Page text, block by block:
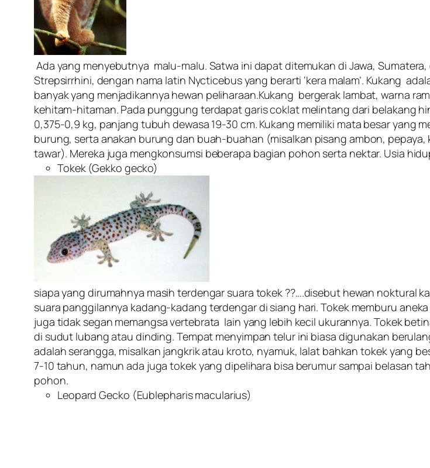
Ada yang menyebutnya malu-malu. Satwa ini dapat ditemukan di Jawa,
Strepsirrhini, dengan nama latin Nycticebus yang berarti ‘kera malam’. Kukang
banyak yang menjadikannya hewan peliharaan.Kukang bergerak lambat, warna
kehitam-hitaman. Pada punggung terdapat garis coklat melintang dari belakang
0,375-0,9 kg, panjang tubuh dewasa 19-30 cm. Kukang memiliki mata besar yang
burung, serta anakan burung dan buah-buahan (misalkan pisang ambon,
tawar). Mereka juga mengkonsumsi beberapa bagian pohon serta nektar. Usia
Tokek (Gekko gecko)
siapa yang dirumahnya masih terdengar suara tokek ??….disebut hewan noktural
suara panggilannya kadang-kadang terdengar di siang hari. Tokek memburu
juga tidak segan memangsa vertebrata lain yang lebih kecil ukurannya. Tokek
di sudut lubang atau dinding. Tempat menyimpan telur ini biasa digunakan
adalah serangga, misalkan jangkrik atau kroto, nyamuk, lalat bahkan tokek yang
7-10 tahun, namun ada juga tokek yang dipelihara bisa berumur sampai belasan
pohon.
Leopard Gecko (Eublepharis macularius)